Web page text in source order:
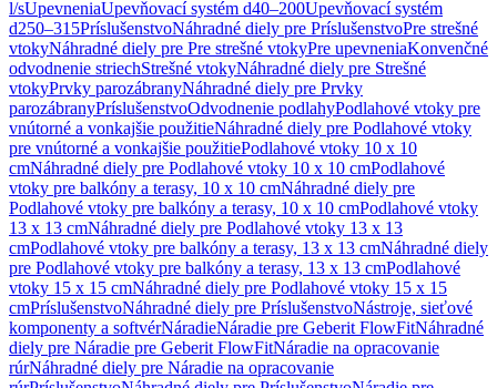
l/sUpevneniaUpevňovací systém d40–200Upevňovací systém
d250–315PríslušenstvoNáhradné diely pre PríslušenstvoPre strešné
vtokyNáhradné diely pre Pre strešné vtokyPre upevneniaKonvenčné
odvodnenie striechStrešné vtokyNáhradné diely pre Strešné
vtokyPrvky parozábranyNáhradné diely pre Prvky
parozábranyPríslušenstvoOdvodnenie podlahyPodlahové vtoky pre
vnútorné a vonkajšie použitieNáhradné diely pre Podlahové vtoky
pre vnútorné a vonkajšie použitiePodlahové vtoky 10 x 10
cmNáhradné diely pre Podlahové vtoky 10 x 10 cmPodlahové
vtoky pre balkóny a terasy, 10 x 10 cmNáhradné diely pre
Podlahové vtoky pre balkóny a terasy, 10 x 10 cmPodlahové vtoky
13 x 13 cmNáhradné diely pre Podlahové vtoky 13 x 13
cmPodlahové vtoky pre balkóny a terasy, 13 x 13 cmNáhradné diely
pre Podlahové vtoky pre balkóny a terasy, 13 x 13 cmPodlahové
vtoky 15 x 15 cmNáhradné diely pre Podlahové vtoky 15 x 15
cmPríslušenstvoNáhradné diely pre PríslušenstvoNástroje, sieťové
komponenty a softvérNáradieNáradie pre Geberit FlowFitNáhradné
diely pre Náradie pre Geberit FlowFitNáradie na opracovanie
rúrNáhradné diely pre Náradie na opracovanie